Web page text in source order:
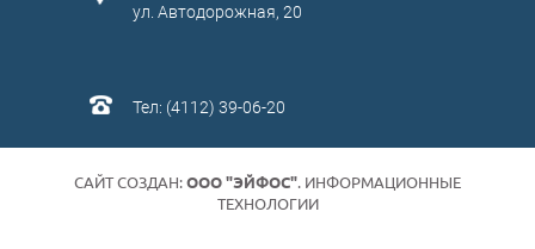
ул. Автодорожная, 20
Тел: (4112) 39-06-20
САЙТ СОЗДАН: ООО "ЭЙФОС". ИНФОРМАЦИОННЫЕ
ТЕХНОЛОГИИ